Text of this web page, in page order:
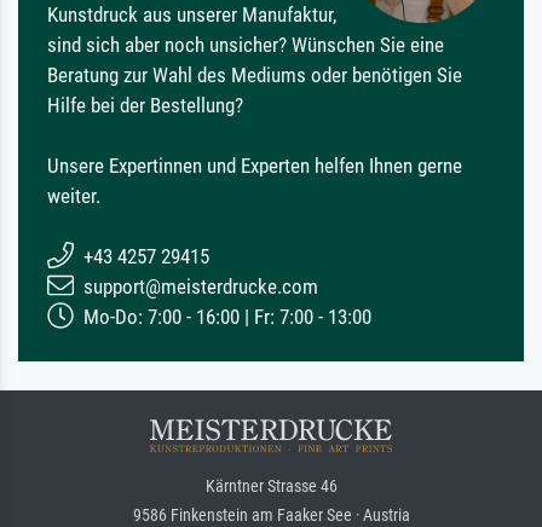
Kunstdruck aus unserer Manufaktur,
sind sich aber noch unsicher? Wünschen Sie eine
Beratung zur Wahl des Mediums oder benötigen Sie
Hilfe bei der Bestellung?
Unsere Expertinnen und Experten helfen Ihnen gerne
weiter.
+43 4257 29415
support@meisterdrucke.com
Mo-Do: 7:00 - 16:00 | Fr: 7:00 - 13:00
Kärntner Strasse 46
9586 Finkenstein am Faaker See · Austria